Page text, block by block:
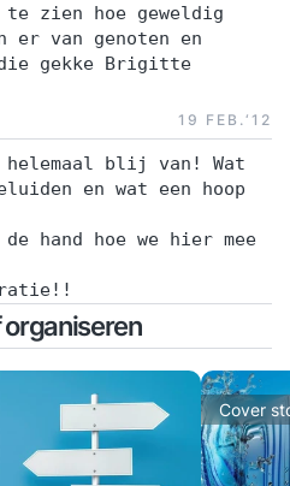
te zien hoe geweldig
er van genoten en
gekke Brigitte
19 FEB.‘12
blij van! Wat
en wat een hoop
hand hoe we hier mee
Cover